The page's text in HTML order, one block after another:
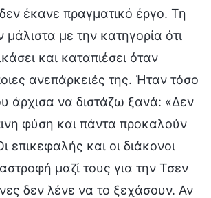
έκανε πραγματικό έργο. Τη
με την κατηγορία ότι
και καταπιέσει όταν
ανεπάρκειές της. Ήταν τόσο
άρχισα να διστάζω ξανά: «Δεν
φύση και πάντα προκαλούν
επικεφαλής και οι διάκονοι
μαζί τους για την Τσεν
δεν λένε να το ξεχάσουν. Αν